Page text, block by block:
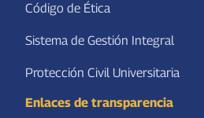
Código de Ética
Sistema de Gestión Integral
Protección Civil Universitaria
Enlaces de transparencia